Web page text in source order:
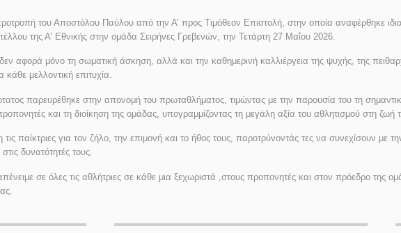
του Αποστόλου Παύλου από την Α’ προς Τιμόθεον Επιστολή, στην οποία αναφέρθηκε
της Α’ Εθνικής στην ομάδα Σειρήνες Γρεβενών, την Τετάρτη 27 Μαΐου 2026.
αφορά μόνο τη σωματική άσκηση, αλλά και την καθημερινή καλλιέργεια της ψυχής, της
μελλοντική επιτυχία.
παρευρέθηκε στην απονομή του πρωταθλήματος, τιμώντας με την παρουσία του τη
και τη διοίκηση της ομάδας, υπογραμμίζοντας τη μεγάλη αξία του αθλητισμού στη
παίκτριες για τον ζήλο, την επιμονή και το ήθος τους, παροτρύνοντάς τες να συνεχίσουν με
δυνατότητές τους.
σε όλες τις αθλήτριες σε κάθε μια ξεχωριστά ,στους προπονητές και στον πρόεδρο της